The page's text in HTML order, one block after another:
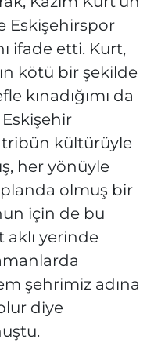
Eskişehirspor
ifade etti. Kurt,
kötü bir şekilde
kınadığımı da
tribün kültürüyle
her yönüyle
olmuş bir
için de bu
aklı yerinde
şehrimiz adına
diye